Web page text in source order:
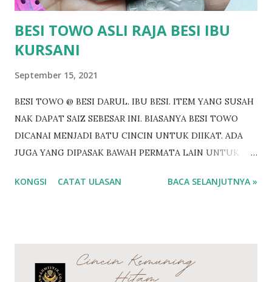
BERMINAT? https://bi...
BESI TOWO ASLI RAJA BESI IBU
KURSANI
September 15, 2021
BESI TOWO @ BESI DARUL. IBU BESI. ITEM YANG SUSAH
NAK DAPAT SAIZ SEBESAR INI. BIASANYA BESI TOWO
DICANAI MENJADI BATU CINCIN UNTUK DIIKAT. ADA
JUGA YANG DIPASAK BAWAH PERMATA LAIN UNTUK
DICANAI UNTUK 6 HINGGA 7 BATU PERMATA. Antara
Memusnahkan ilmu kebal Pengamal ilmu Hitam merasai
panas bila berdekatan dengan pemilik Besi Towo Perisai
KONGSI CATAT ULASAN BACA SELANJUTNYA »